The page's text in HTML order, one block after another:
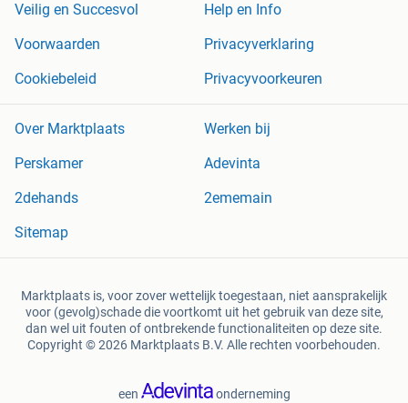
Veilig en Succesvol
Help en Info
Voorwaarden
Privacyverklaring
Cookiebeleid
Privacyvoorkeuren
Over Marktplaats
Werken bij
Perskamer
Adevinta
2dehands
2ememain
Sitemap
Marktplaats is, voor zover wettelijk toegestaan, niet aansprakelijk
voor (gevolg)schade die voortkomt uit het gebruik van deze site,
dan wel uit fouten of ontbrekende functionaliteiten op deze site.
Copyright © 2026 Marktplaats B.V. Alle rechten voorbehouden.
een onderneming